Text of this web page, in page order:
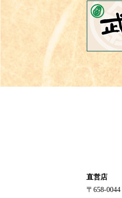
直営店
〒658-0044